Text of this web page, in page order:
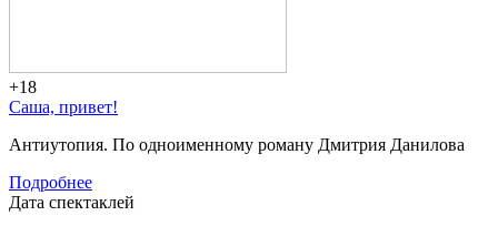
+18
Саша, привет!
Антиутопия. По одноименному роману Дмитрия Данилова
Подробнее
Дата спектаклей